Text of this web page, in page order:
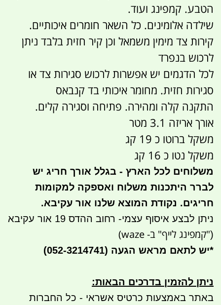
הטבע. קמפינג ועוד.
שילדה אלומינים. כל השאר חומרים איכותיים.
קירות צד מימין משמאל וכן קיר חזית בלבד ניתן
לרכוש בנפרד
לכל הדגמים יש אפשרות לרכוש סגירות צד או
סגירות חזית. מחומר איכותי בד קנבאס
התקנה קלה ומהירה. פתיחה וסגירה קלים.
אורך אריזה 3.1 מטר
משקל ברוטו כ 19 קג
משקל נטו כ 16 קג
משלוחים לכל הארץ - בגלל אורך חריג יש
לברר היתכנות משלוח ואספקה למקומות
חריגים. נקודת המוצא שלנו אור עקיבא.
ניתן לבצע איסוף עצמי- רחוב ההדס 19 אור עקיבא
("קמפינג לייף" ב- waze)
*יש לתאם מראש הגעה (052-3214741)
ניתן להזמין בדרכים הבאות:
באתר באמצעות כרטיס אשראי - כל החברות